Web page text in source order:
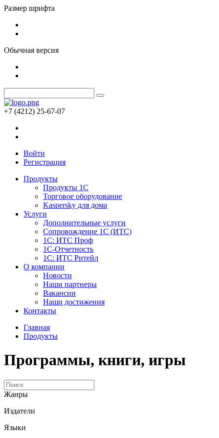
Размер шрифта
Обычная версия
+7 (4212) 25-67-07
Войти
Регистрация
Продукты
Продукты 1С
Торговое оборудование
Kaspersky для дома
Услуги
Дополнительные услуги
Сопровождение 1С (ИТС)
1С: ИТС Проф
1С-Отчетность
1С: ИТС Ритейл
О компании
Новости
Наши партнеры
Вакансии
Наши достижения
Контакты
Главная
Продукты
Программы, книги, игры
Жанры
Издатели
Языки